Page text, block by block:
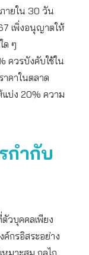
ายใน 30 วัน
เพิ่งอนุญาตให้
ด ๆ
ควรบังคับใช้ใน
คาในตลาด
แบ่ง 20% ความ
กำกับ
วบุคคลเพียง
ค์กรอิสระอย่าง
มาะสม กลไก